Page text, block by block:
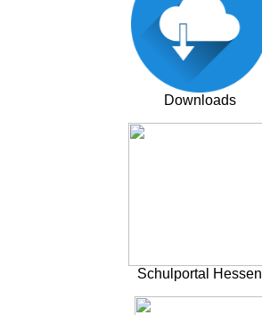
Downloads
Schulportal Hessen